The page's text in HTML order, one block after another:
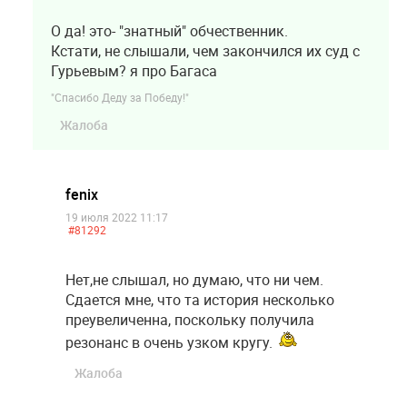
О да! это- "знатный" обчественник.
Кстати, не слышали, чем закончился их суд с
Гурьевым? я про Багаса
"Спасибо Деду за Победу!"
Жалоба
fenix
19 июля 2022 11:17
#81292
Нет,не слышал, но думаю, что ни чем.
Сдается мне, что та история несколько
преувеличенна, поскольку получила
резонанс в очень узком кругу.
Жалоба